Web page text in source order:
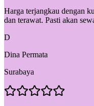
Harga terjangkau dengan
dan terawat. Pasti akan
D
Dina Permata
Surabaya